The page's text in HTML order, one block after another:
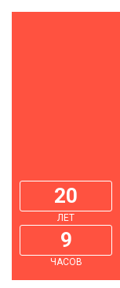
20
ЛЕТ
9
ЧАСОВ